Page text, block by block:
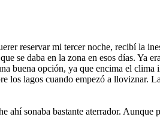
reservar mi tercer noche, recibí la
se daba en la zona en esos días. Ya
buena opción, ya que encima el clima
los lagos cuando empezó a lloviznar.
sonaba bastante aterrador. Aunque